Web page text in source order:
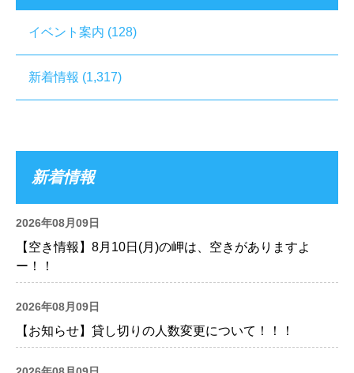
イベント案内 (128)
新着情報 (1,317)
新着情報
2026年08月09日
【空き情報】8月10日(月)の岬は、空きがありますよ
ー！！
2026年08月09日
【お知らせ】貸し切りの人数変更について！！！